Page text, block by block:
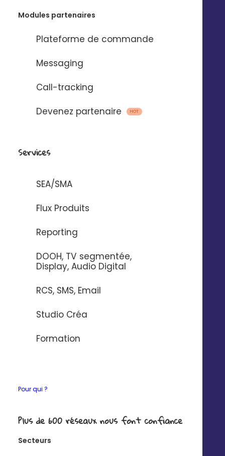
Modules partenaires
Plateforme de commande
Messaging
Call-tracking
Devenez partenaire
HOT
Services
SEA/SMA
Flux Produits
Reporting
DOOH, TV segmentée,
Display, Audio Digital
RCS, SMS, Email
Studio Créa
Formation
Pour qui ?
Plus de 600 réseaux nous font confiance
Secteurs
messages vocaux
entre Digitaleo et votre application.
Si vous souhaitez en savoir plus sur nos connecteurs,
contactez-nous
Ce que vous pourrez
faire avec
unilatérale